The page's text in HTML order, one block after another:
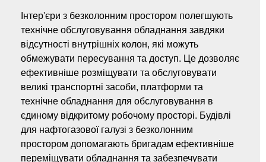
Інтер'єри з безколонним простором полегшують
технічне обслуговування обладнання завдяки
відсутності внутрішніх колон, які можуть
обмежувати пересування та доступ. Це дозволяє
ефективніше розміщувати та обслуговувати
великі транспортні засоби, платформи та
технічне обладнання для обслуговування в
єдиному відкритому робочому просторі. Будівлі
для нафтогазової галузі з безколонним
простором допомагають бригадам ефективніше
переміщувати обладнання та забезпечувати